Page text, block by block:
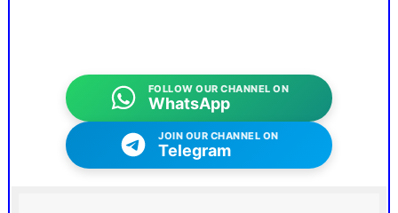
FOLLOW OUR CHANNEL ON
WhatsApp
JOIN OUR CHANNEL ON
Telegram